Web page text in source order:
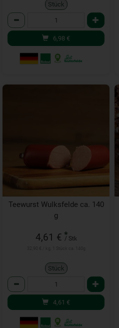
Stück
Anzahl
6,98 €
Teewurst Wulksfelde ca. 140
g
4,61 € *
/ Stk
Stück
Anzahl
4,61 €